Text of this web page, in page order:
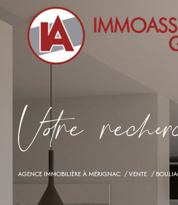
Vore rece
AGENCE IMMOBILIÈRE À MÉRIGNAC VENTE